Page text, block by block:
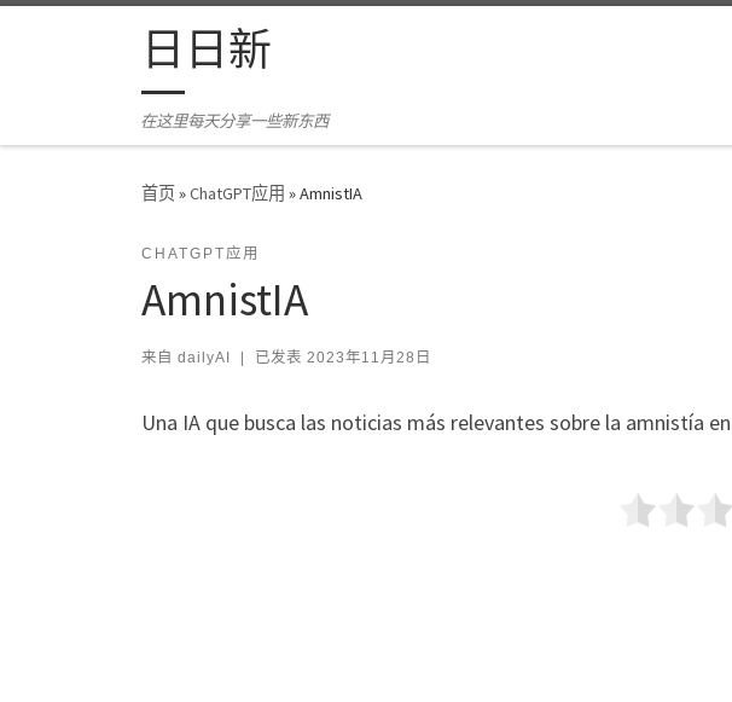
Skip to content日日新
在这里每天分享一些新东西
首页»ChatGPT应用 »AmnistIA
CHATGPT应用
AmnistIA
来自 dailyAI 已发表 2023年11月28日
Una IA que busca las noticias más relevantes sobre la amnistía